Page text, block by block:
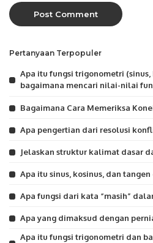
Pertanyaan Terpopuler
Apa itu fungsi trigonometri (sinus,
bagaimana mencari nilai-nilai
Bagaimana Cara Memeriksa
Apa pengertian dari resolusi
Jelaskan struktur kalimat dasar
Apa itu sinus, kosinus, dan
Apa fungsi dari kata “masih”
Apa yang dimaksud dengan
Apa itu fungsi trigonometri dan